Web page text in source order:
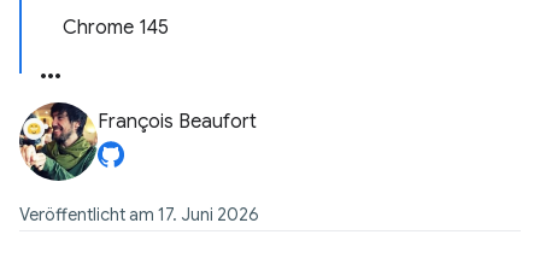
Chrome 145
François Beaufort
Veröffentlicht am 17. Juni 2026